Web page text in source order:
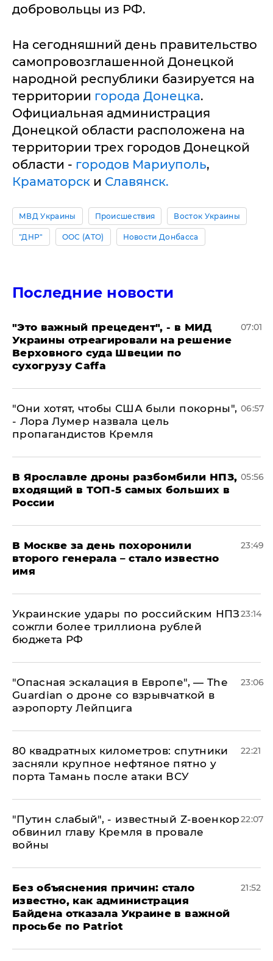
добровольцы из РФ.
На сегодняшний день правительство
самопровозглашенной Донецкой
народной республики базируется на
территории города Донецка.
Официальная администрация
Донецкой области расположена на
территории трех городов Донецкой
области - городов Мариуполь,
Краматорск и Славянск.
МВД Украины Происшествия Восток Украины
"ДНР" ООС (АТО) Новости Донбасса
Последние новости
"Это важный прецедент", - в МИД
Украины отреагировали на решение
Верховного суда Швеции по
сухогрузу Caffa
07:01
"Они хотят, чтобы США были покорны",
- Лора Лумер назвала цель
пропагандистов Кремля
06:57
В Ярославле дроны разбомбили НПЗ,
входящий в ТОП-5 самых больших в
России
05:56
В Москве за день похоронили
второго генерала – стало известно
имя
23:49
Украинские удары по российским НПЗ
сожгли более триллиона рублей
бюджета РФ
23:14
"Опасная эскалация в Европе", — The
Guardian о дроне со взрывчаткой в
аэропорту Лейпцига
23:06
80 квадратных километров: спутники
засняли крупное нефтяное пятно у
порта Тамань после атаки ВСУ
22:21
​"Путин слабый", - известный Z-военкор
обвинил главу Кремля в провале
войны
22:07
Без объяснения причин: стало
известно, как администрация
Байдена отказала Украине в важной
просьбе по Patriot
21:52